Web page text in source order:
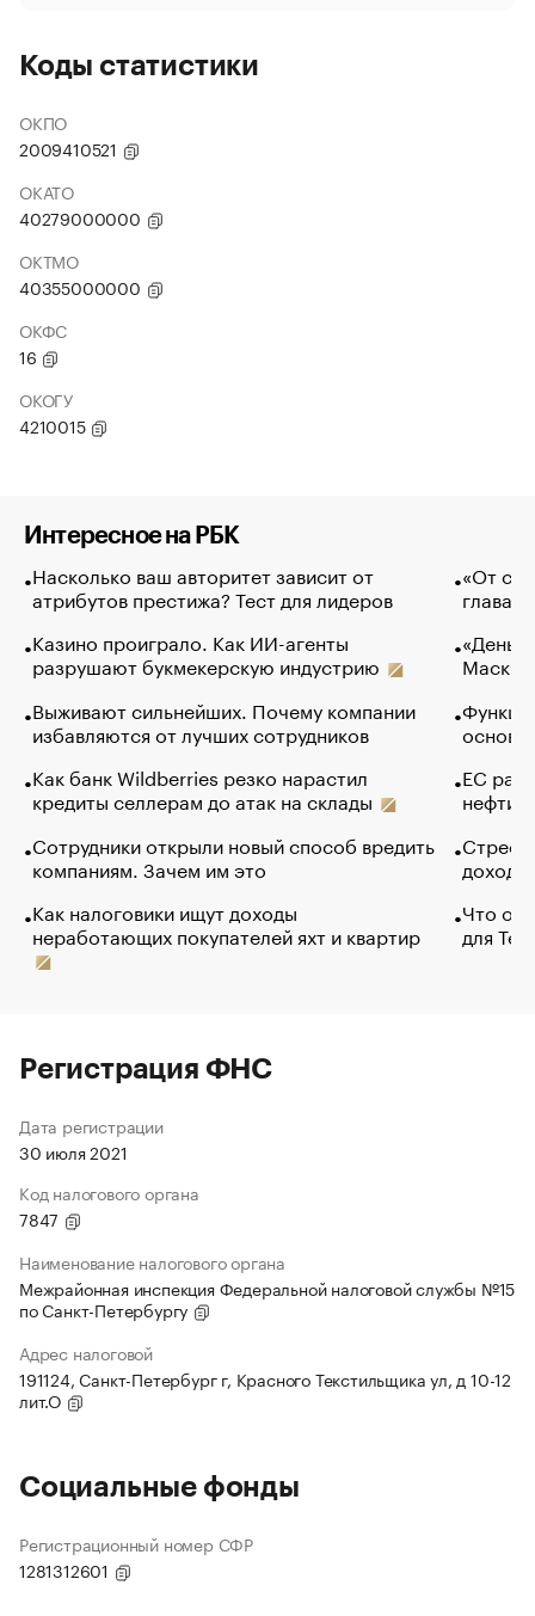
Коды статистики
ОКПО
2009410521
ОКАТО
40279000000
ОКТМО
40355000000
ОКФС
16
ОКОГУ
4210015
Интересное на РБК
Насколько ваш авторитет зависит от
атрибутов престижа? Тест для лидеров
Казино проиграло. Как ИИ-агенты
разрушают букмекерскую индустрию
Выживают сильнейших. Почему компании
избавляются от лучших сотрудников
Как банк Wildberries резко нарастил
кредиты селлерам до атак на склады
Сотрудники открыли новый способ вредить
компаниям. Зачем им это
Как налоговики ищут доходы
неработающих покупателей яхт и квартир
«От
глава
Маск в
основ
ЕС
нефти
Что
для
Регистрация ФНС
Дата регистрации
30 июля 2021
Код налогового органа
7847
Наименование налогового органа
Межрайонная инспекция Федеральной налоговой службы №15
по Санкт-Петербургу
Адрес налоговой
191124, Санкт-Петербург г, Красного Текстильщика ул, д 10-12
лит.О
Социальные фонды
Регистрационный номер СФР
1281312601